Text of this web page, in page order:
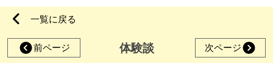
一覧に戻る
前ページ 体験談 次ページ